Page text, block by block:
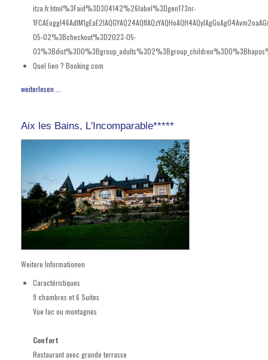
itza.fr.html%3Faid%3D304142%26label%3Dgen173nr-
05-02%3Bcheckout%3D2023-05-
Quel lien ? Booking.com
weiterlesen ...
Aix les Bains, L'Incomparable*****
Weitere Informationen
Caractéristiques
9 chambres et 6 Suites
Vue lac ou montagnes
Confort
Restaurant avec grande terrasse